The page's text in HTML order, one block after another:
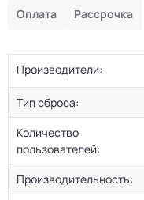
Оплата Рассрочка
Производители:
Тип сброса:
Количество
пользователей:
Производительность: